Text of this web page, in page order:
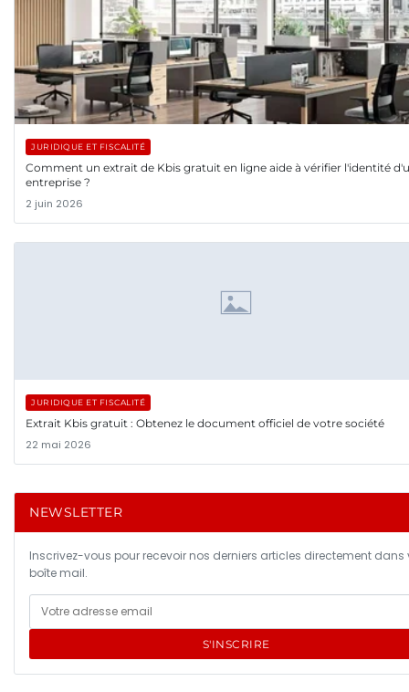
JURIDIQUE ET FISCALITÉ
Comment un extrait de Kbis gratuit en ligne aide à vérifier l'identité
entreprise ?
2 juin 2026
JURIDIQUE ET FISCALITÉ
Extrait Kbis gratuit : Obtenez le document officiel de votre société
22 mai 2026
NEWSLETTER
Inscrivez-vous pour recevoir nos derniers articles directement dans
boîte mail.
S'INSCRIRE